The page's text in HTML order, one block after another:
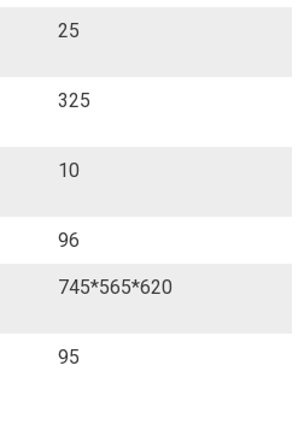
25
325
10
96
745*565*620
95